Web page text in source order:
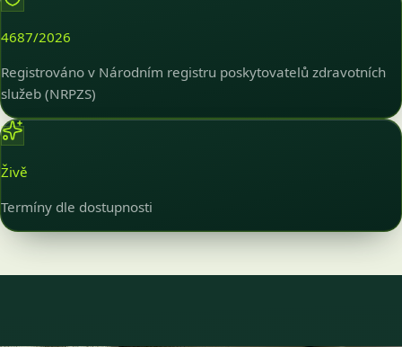
4687/2026
Registrováno v Národním registru poskytovatelů zdravotních
služeb (NRPZS)
Živě
Termíny dle dostupnosti